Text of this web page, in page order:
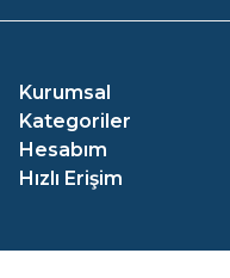
Kurumsal
Kategoriler
Hesabım
Hızlı Erişim